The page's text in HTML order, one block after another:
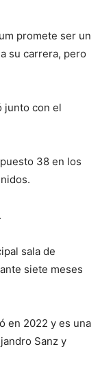
promete ser un
su carrera, pero
junto con el
38 en los
sala de
siete meses
en 2022 y es una
Sanz y